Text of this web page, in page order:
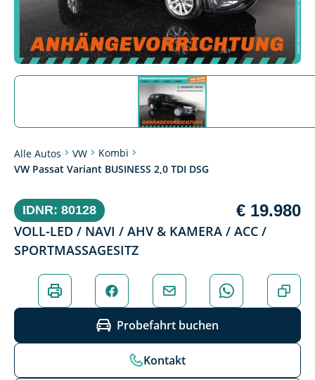
Alle Autos VW
Kombi
VW Passat Variant BUSINESS 2,0 TDI DSG
IDNR: 80128 € 19.980
VOLL-LED / NAVI / AHV & KAMERA / ACC /
SPORTMASSAGESITZ
Probefahrt buchen
Kontakt